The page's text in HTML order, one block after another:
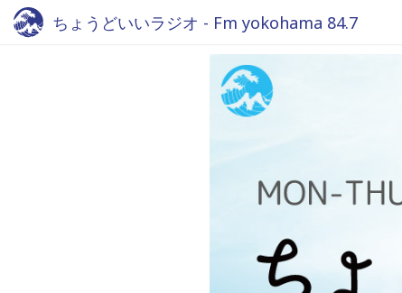
ちょうどいいラジオ - Fm yokohama 84.7